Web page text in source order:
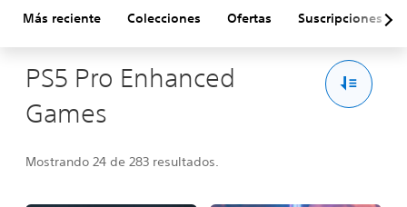
Más reciente Colecciones Ofertas Suscripciones
PS5 Pro Enhanced
Games
Mostrando 24 de 283 resultados.